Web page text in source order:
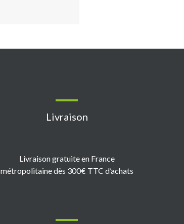
Livraison
Livraison gratuite en France
métropolitaine dès 300€ TTC d’achats